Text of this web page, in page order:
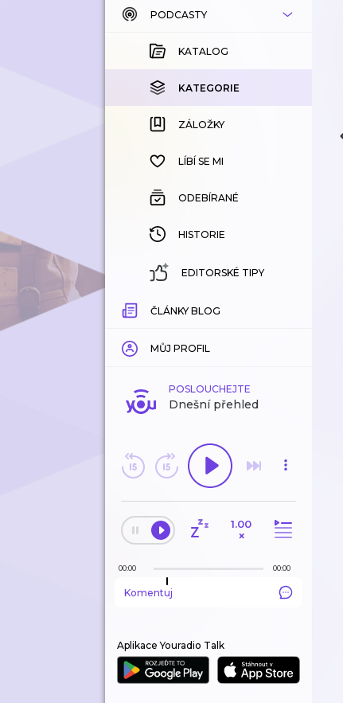
KATALOG
KOUPENÉ
KATEGORIE
ZÁLOŽKY
HISTORIE
PODCASTY
KATALOG
KATEGORIE
ZÁLOŽKY
LÍBÍ SE MI
ODEBÍRANÉ
HISTORIE
EDITORSKÉ TIPY
ČLÁNKY BLOG
MŮJ PROFIL
POSLOUCHEJTE
Dnešní přehled
1.00
×
00:00 00:00
Komentuj
Aplikace Youradio Talk